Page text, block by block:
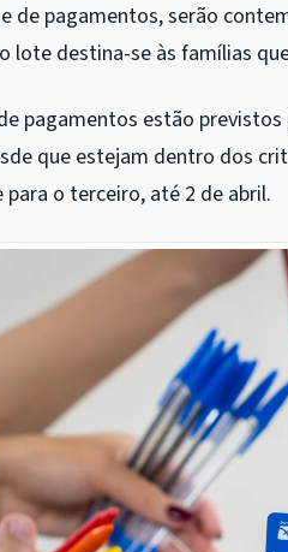
de pagamentos, serão
lote destina-se às famílias
pagamentos estão
que estejam dentro dos
o terceiro, até 2 de abril.